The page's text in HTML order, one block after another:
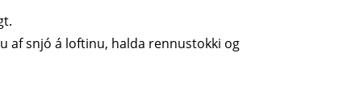
af snjó á loftinu, halda rennustokki og